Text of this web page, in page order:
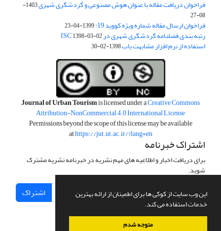
این وب سایت از کوکی ها برای اطمینان از ارائه بهترین
خدمات استفاده می کند.
متوجه شدم
فراخوان دریافت مقاله با عنوان هوش مصنوعی و گردشگری شهری
1403-
08-27
فراخوان ارسال مقاله شماره ویژه کووید 19: 1399-04-23
رتبه بندی فصلنامه گردشگری شهری در ISC1398-03-02
استفاده از نرم افزار مشابهت یاب1398-02-30
Journal of Urban Tourismis licensed under aCreative Commons
Attribution-NonCommercial 4.0 International License
Permissions beyond the scope of this license may be available
athttps://jut.ut.ac.ir/?lang=en
اشتراک خبرنامه
برای دریافت اخبار و اطلاعیه های مهم نشریه در خبرنامه نشریه مشترک
شوید.
اشتراک